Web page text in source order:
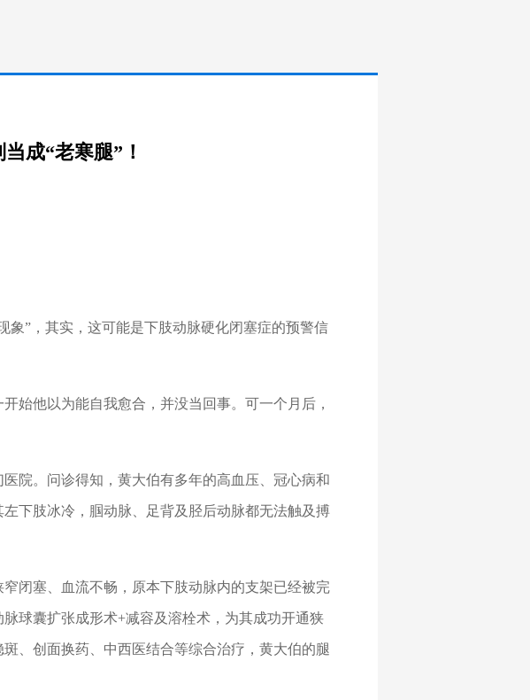
成“老寒腿”！
象”，其实，这可能是下肢动脉硬化闭塞症的预警信
始他以为能自我愈合，并没当回事。可一个月后，
院。问诊得知，黄大伯有多年的高血压、冠心病和
下肢冰冷，腘动脉、足背及胫后动脉都无法触及搏
闭塞、血流不畅，原本下肢动脉内的支架已经被完
球囊扩张成形术+减容及溶栓术，为其成功开通狭
、创面换药、中西医结合等综合治疗，黄大伯的腿